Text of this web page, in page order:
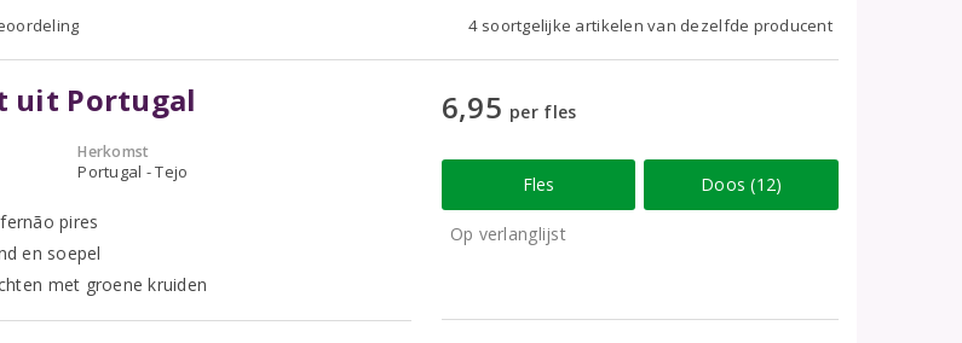
4 soortgelijke artikelen van dezelfde producent
uit Portugal
Herkomst
Portugal - Tejo
pires
en soepel
met groene kruiden
6,95 per fles
Fles Doos (12)
Op verlanglijst